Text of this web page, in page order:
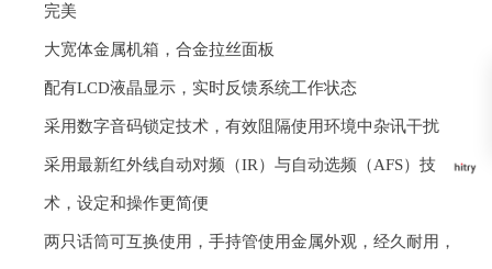
完美
大宽体金属机箱，合金拉丝面板
配有LCD液晶显示，实时反馈系统工作状态
采用数字音码锁定技术，有效阻隔使用环境中杂讯干扰
采用最新红外线自动对频（IR）与自动选频（AFS）技
术，设定和操作更简便
两只话筒可互换使用，手持管使用金属外观，经久耐用，